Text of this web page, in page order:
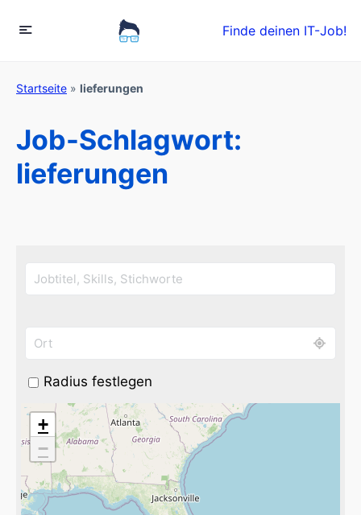
Finde deinen IT-Job!
Startseite » lieferungen
Job-Schlagwort:
lieferungen
+
−
Radius festlegen